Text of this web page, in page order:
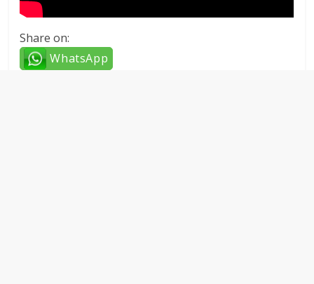
Share on:
WhatsApp